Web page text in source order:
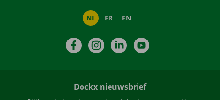
NL FR EN
FacebookInstagramLinkedIn
Dockx nieuwsbrief